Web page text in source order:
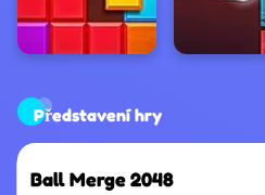
Představení hry
Ball Merge 2048